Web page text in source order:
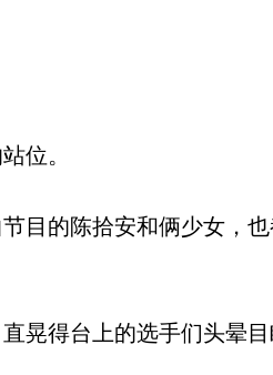
位。
的陈拾安和俩少女，也
晃得台上的选手们头晕目